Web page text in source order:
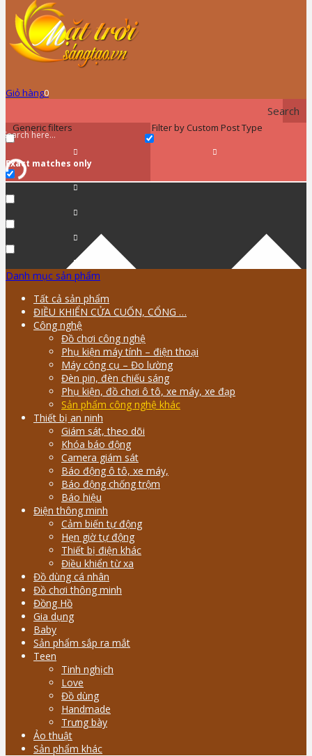
Giỏ hàng0
Search
Generic filters
Exact matches only
Filter by Custom Post Type
Danh mục sản phẩm
Tất cả sản phẩm
ĐIỀU KHIỂN CỬA CUỐN, CỔNG …
Công nghệ
Đồ chơi công nghệ
Phụ kiện máy tính – điện thoại
Máy công cụ – Đo lường
Đèn pin, đèn chiếu sáng
Phụ kiện, đồ chơi ô tô, xe máy, xe đạp
Sản phẩm công nghệ khác
Thiết bị an ninh
Giám sát, theo dõi
Khóa báo động
Camera giám sát
Báo động ô tô, xe máy,
Báo động chống trộm
Báo hiệu
Điện thông minh
Cảm biến tự động
Hẹn giờ tự động
Thiết bị điện khác
Điều khiển từ xa
Đồ dùng cá nhân
Đồ chơi thông minh
Đồng Hồ
Gia dụng
Baby
Sản phẩm sắp ra mắt
Teen
Tinh nghịch
Love
Đồ dùng
Handmade
Trưng bày
Ảo thuật
Sản phẩm khác